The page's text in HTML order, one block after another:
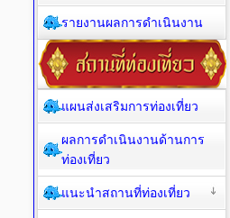
รายงานผลการดำเนินงาน
แผนส่งเสริมการท่องเที่ยว
ผลการดำเนินงานด้านการ
ท่องเที่ยว
แนะนำสถานที่ท่องเที่ยว